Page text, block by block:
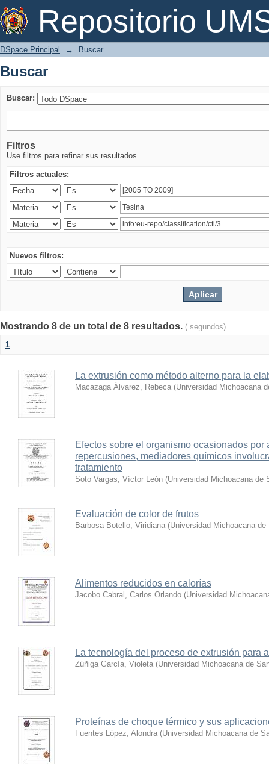
Repositorio
Buscar
DSpace Principal → Buscar
Buscar
Buscar:
Filtros
Use filtros para refinar sus resultados.
Filtros actuales:
Nuevos filtros:
Mostrando 8 de un total de 8 resultados. ( segundos)
1
La extrusión como método alterno para la
Macazaga Álvarez, Rebeca (Universidad Michoacana
Efectos sobre el organismo ocasionados por
repercusiones, mediadores químicos
tratamiento
Soto Vargas, Víctor León (Universidad Michoacana de
Evaluación de color de frutos
Barbosa Botello, Viridiana (Universidad Michoacana
Alimentos reducidos en calorías
Jacobo Cabral, Carlos Orlando (Universidad
La tecnología del proceso de extrusión para
Zúñiga García, Violeta (Universidad Michoacana de
Proteínas de choque térmico y sus
Fuentes López, Alondra (Universidad Michoacana de